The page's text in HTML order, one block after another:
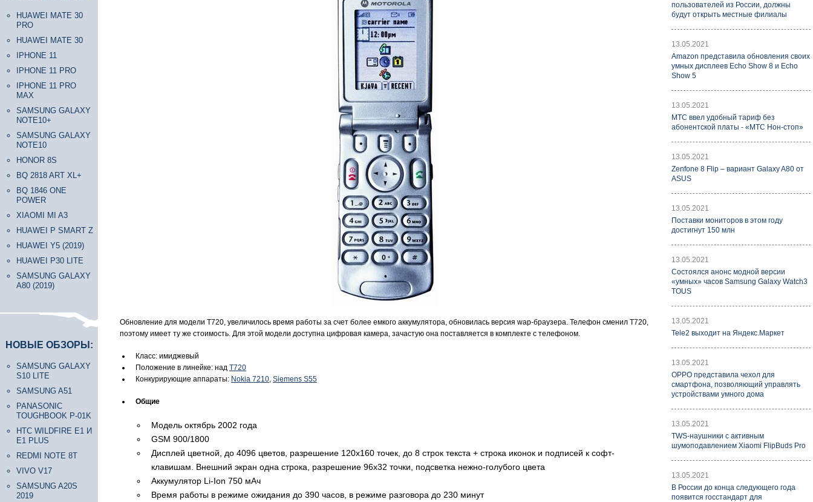
HUAWEI MATE 30
PRO
HUAWEI MATE 30
IPHONE 11
IPHONE 11 PRO
IPHONE 11 PRO
MAX
SAMSUNG GALAXY
NOTE10+
SAMSUNG GALAXY
NOTE10
HONOR 8S
BQ 2818 ART XL+
BQ 1846 ONE
POWER
XIAOMI MI A3
HUAWEI P SMART Z
HUAWEI Y5 (2019)
HUAWEI P30 LITE
SAMSUNG GALAXY
A80 (2019)
НОВЫЕ ОБЗОРЫ:
SAMSUNG GALAXY
S10 LITE
SAMSUNG A51
PANASONIC
TOUGHBOOK P-01K
HTC WILDFIRE E1 И
E1 PLUS
REDMI NOTE 8T
VIVO V17
SAMSUNG A20S
2019
Обновление для модели Т720, увеличилось время работы за счет более емкого аккумулятора, обновилась версия wap-браузера. Телефон сменил Т720,
поэтому имеет ту же стоимость. Для этой модели доступна цифровая камера, зачастую она поставляется в комплекте с телефоном.
Класс: имиджевый
Положение в линейке: над Т720
Конкурирующие аппараты: Nokia 7210, Siemens S55
Общие
Модель октябрь 2002 года
GSM 900/1800
Дисплей цветной, до 4096 цветов, разрешение 120х160 точек, до 8 строк текста + строка иконок и подписей к софт-
клавишам. Внешний экран одна строка, разрешение 96х32 точки, подсветка нежно-голубого цвета
Аккумулятор Li-Ion 750 мАч
Время работы в режиме ожидания до 390 часов, в режиме разговора до 230 минут
пользователей из России, должны
будут открыть местные филиалы
13.05.2021
Amazon представила обновления своих
умных дисплеев Echo Show 8 и Echo
Show 5
13.05.2021
МТС ввел удобный тариф без
абонентской платы - «МТС Нон-стоп»
13.05.2021
Zenfone 8 Flip – вариант Galaxy A80 от
ASUS
13.05.2021
Поставки мониторов в этом году
достигнут 150 млн
13.05.2021
Состоялся анонс модной версии
«умных» часов Samsung Galaxy Watch3
TOUS
13.05.2021
Tele2 выходит на Яндекс.Маркет
13.05.2021
OPPO представила чехол для
смартфона, позволяющий управлять
устройствами умного дома
13.05.2021
TWS-наушники с активным
шумоподавлением Xiaomi FlipBuds Pro
13.05.2021
В России до конца следующего года
появится госстандарт для